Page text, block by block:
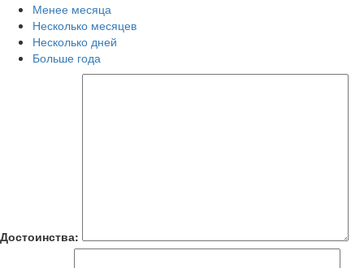
Менее месяца
Несколько месяцев
Несколько дней
Больше года
Достоинства: